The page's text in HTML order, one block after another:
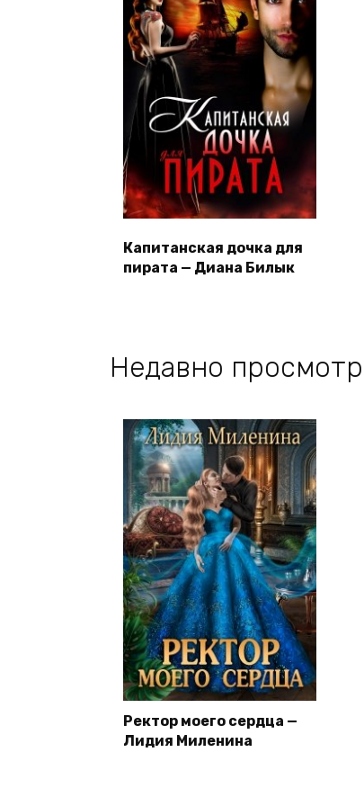
Капитанская дочка для
пирата — Диана Билык
Недавно
Ректор моего сердца —
Лидия Миленина